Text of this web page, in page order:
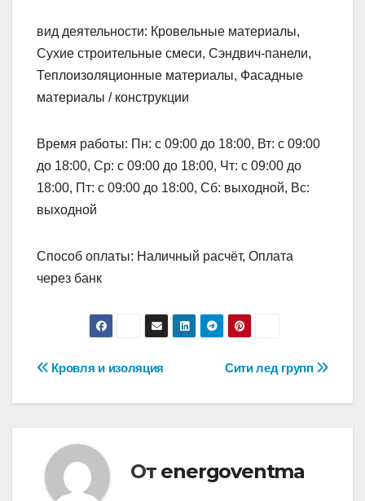
вид деятельности: Кровельные материалы,
Сухие строительные смеси, Сэндвич-панели,
Теплоизоляционные материалы, Фасадные
материалы / конструкции
Время работы: Пн: с 09:00 до 18:00, Вт: с 09:00
до 18:00, Ср: с 09:00 до 18:00, Чт: с 09:00 до
18:00, Пт: с 09:00 до 18:00, Сб: выходной, Вс:
выходной
Способ оплаты: Наличный расчёт, Оплата
через банк
Навигация
по
записям
Сити лед групп
Кровля и изоляция
От energoventma